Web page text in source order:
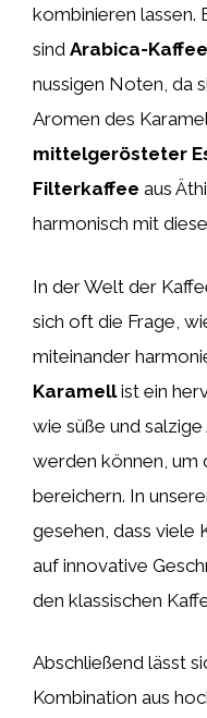
kombinieren
sind Arabica-
nussigen Noten, da
Aromen des
mittelgerösteter
Filterkaffee aus
harmonisch mit
In der Welt der
sich oft die Frage,
miteinander
Karamellist ein
wie süße und
werden können, um
bereichern. In
gesehen, dass viele
auf innovative
den klassischen
Abschließend lässt
Kombination aus